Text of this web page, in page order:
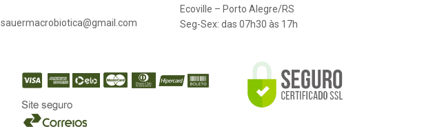
sauermacrobiotica@gmail.com
Ecoville – Porto Alegre/RS
Seg-Sex: das 07h30 às 17h